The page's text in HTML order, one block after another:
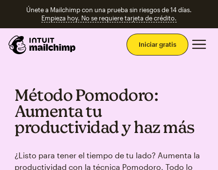
Únete a Mailchimp con una prueba sin riesgos de 14 días.
Empieza hoy. No se requiere tarjeta de crédito.
Iniciar gratis
Método Pomodoro:
Aumenta tu
productividad y haz más
¿Listo para tener el tiempo de tu lado? Aumenta la
productividad con la técnica Pomodoro. Todo lo